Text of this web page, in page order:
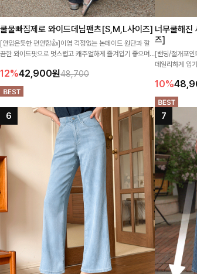
쿨물빠짐제로 와이드데님팬츠[S,M,L사이즈]
[안입은듯한 편안함👍]이염 걱정없는 논페이드 원단과 깔
끔한 와이드핏으로 멋스럽고 캐주얼하게 즐겨입기 좋으며
12%42,900원48,700
너무쿨해진
즈]
[밴딩/절개포인
데일리하게 입
게 매치되는
10%